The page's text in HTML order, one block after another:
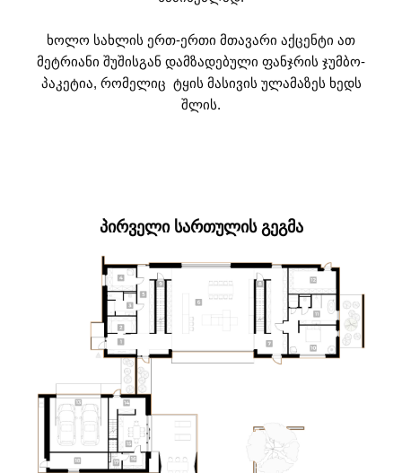
ხოლო სახლის ერთ-ერთი მთავარი აქცენტი ათ
მეტრიანი შუშისგან დამზადებული ფანჯრის ჯუმბო-
პაკეტია, რომელიც ტყის მასივის ულამაზეს ხედს
შლის.
ᲞᲘᲠᲕᲔᲚᲘ ᲡᲐᲠᲗᲣᲚᲘᲡ ᲒᲔᲒᲛᲐ